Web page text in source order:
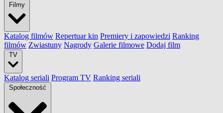
Filmy
Katalog filmów Repertuar kin Premiery i zapowiedzi Ranking
filmów Zwiastuny Nagrody Galerie filmowe Dodaj film
TV
Katalog seriali Program TV Ranking seriali
Społeczność